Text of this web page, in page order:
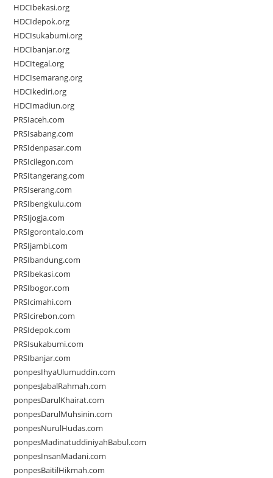
HDCIbekasi.org
HDCIdepok.org
HDCIsukabumi.org
HDCIbanjar.org
HDCItegal.org
HDCIsemarang.org
HDCIkediri.org
HDCImadiun.org
PRSIaceh.com
PRSIsabang.com
PRSIdenpasar.com
PRSIcilegon.com
PRSItangerang.com
PRSIserang.com
PRSIbengkulu.com
PRSIjogja.com
PRSIgorontalo.com
PRSIjambi.com
PRSIbandung.com
PRSIbekasi.com
PRSIbogor.com
PRSIcimahi.com
PRSIcirebon.com
PRSIdepok.com
PRSIsukabumi.com
PRSIbanjar.com
ponpesIhyaUlumuddin.com
ponpesJabalRahmah.com
ponpesDarulKhairat.com
ponpesDarulMuhsinin.com
ponpesNurulHudas.com
ponpesMadinatuddiniyahBabul.com
ponpesInsanMadani.com
ponpesBaitilHikmah.com